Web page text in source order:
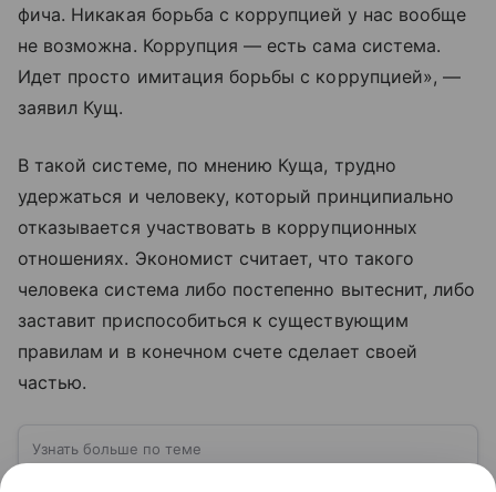
фича. Никакая борьба с коррупцией у нас вообще
не возможна. Коррупция — есть сама система.
Идет просто имитация борьбы с коррупцией», —
заявил Кущ.
В такой системе, по мнению Куща, трудно
удержаться и человеку, который принципиально
отказывается участвовать в коррупционных
отношениях. Экономист считает, что такого
человека система либо постепенно вытеснит, либо
заставит приспособиться к существующим
правилам и в конечном счете сделает своей
частью.
Узнать больше по теме